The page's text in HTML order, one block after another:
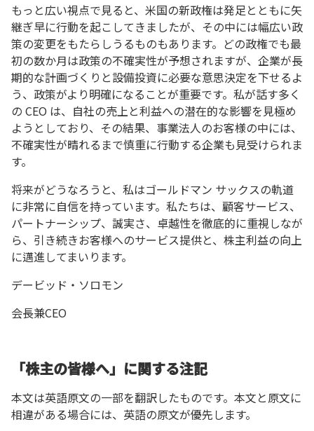
もっと広い視点で見ると、米国の新政権は発足とともに矢
継ぎ早に行動を起こしてきましたが、その中には幅広い政
策の変更をもたらしうるものもあります。どの政権でも最
初の数か月は政策の不確実性が予想されますが、企業が長
期的な計画づくりと設備投資に必要な意思決定を下せるよ
う、政策がより明確になることが重要です。私が話す多く
の CEO は、自社の売上と利益への潜在的な影響を見極め
ようとしており、その結果、事業法人のお客様の中には、
不確実性が晴れるまで慎重に行動する企業も見受けられま
す。
将来がどうなろうと、私はゴールドマン サックスの軌道
に非常に自信を持っています。私たちは、顧客サービス、
パートナーシップ、誠実さ、卓越性を徹底的に重視しなが
ら、引き続きお客様へのサービス提供と、株主利益の向上
に邁進してまいります。
デービッド・ソロモン
会長兼CEO
「株主の皆様へ」に関する注記
本文は英語原文の一部を翻訳したものです。本文と原文に
相違がある場合には、英語の原文が優先します。